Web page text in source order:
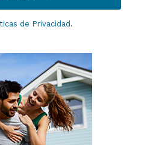
de Privacidad.